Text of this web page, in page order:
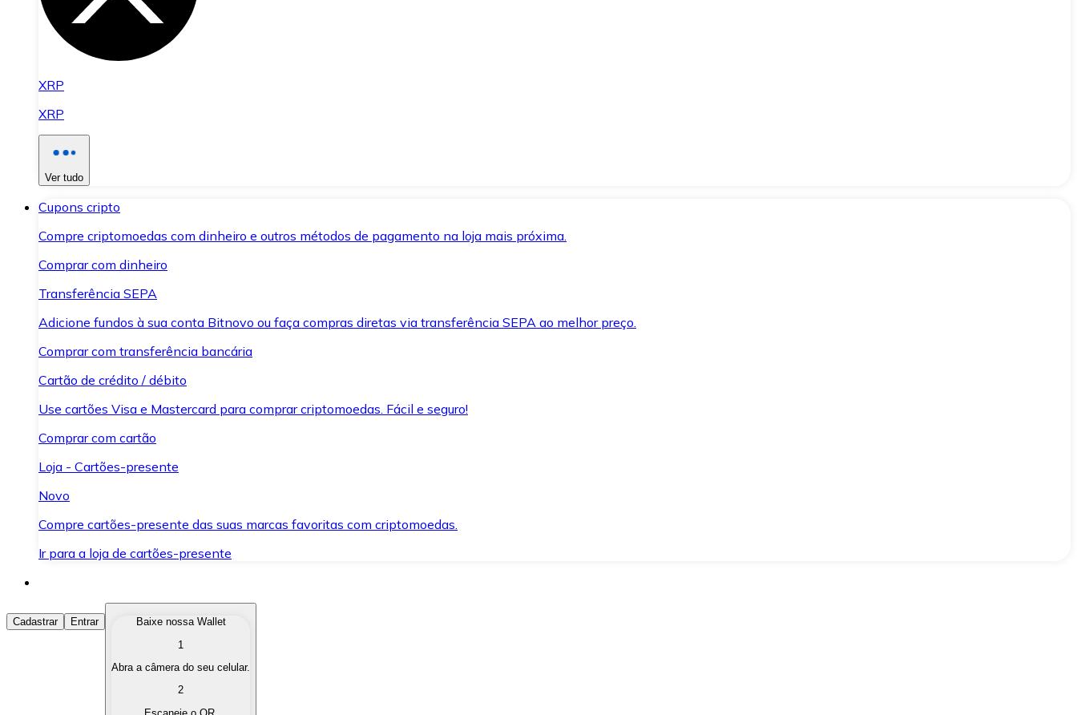
XRP
XRP
Ver tudo
Cupons cripto
Compre criptomoedas com dinheiro e outros métodos de pagamento na loja mais próxima.
Comprar com dinheiro
Transferência SEPA
Adicione fundos à sua conta Bitnovo ou faça compras diretas via transferência SEPA ao melhor preço.
Comprar com transferência bancária
Cartão de crédito / débito
Use cartões Visa e Mastercard para comprar criptomoedas. Fácil e seguro!
Comprar com cartão
Loja - Cartões-presente
Novo
Compre cartões-presente das suas marcas favoritas com criptomoedas.
Ir para a loja de cartões-presente
Comprar Criptomoedas
Compre as criptomoedas de seu interesse de forma rápida e segura.
Converta suas criptomoedas em moeda fiduciária quando precisar.
Cadastrar Entrar
Baixe nossa Wallet
1
Abra a câmera do seu celular.
2